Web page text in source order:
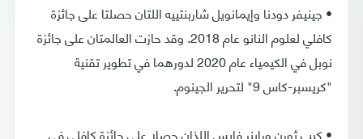
• جينيفر دودنا وإيمانويل شاربنتييه اللتان حصلتا على جائزة
كافلي لعلوم النانو عام 2018. وقد حازت العالمتان على جائزة
نوبل في الكيمياء عام 2020 لدورهما في تطوير تقنية
"كريسبر-كاس 9" لتحرير الجينوم.
• كيب ثورن وراينر فايس اللذان حصلا على جائزة كافلي في